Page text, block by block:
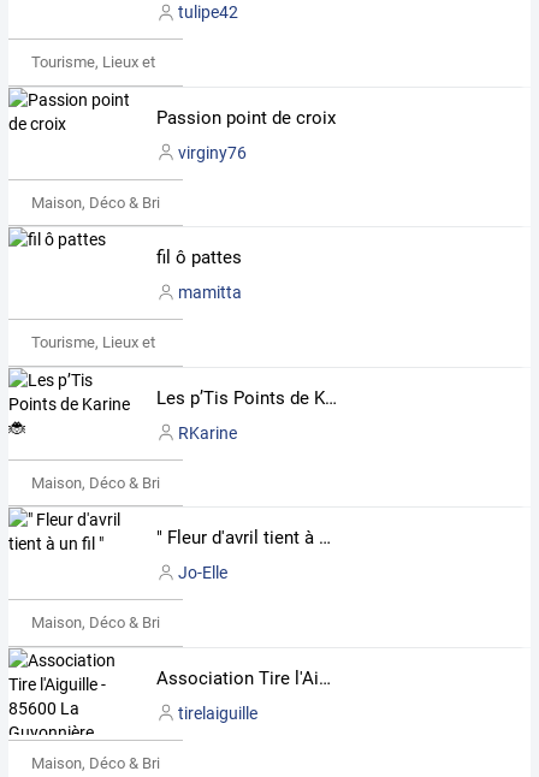
tulipe42
Tourisme, Lieux et Événements
Passion point de croix
virginy76
Maison, Déco & Bricolage
fil ô pattes
mamitta
Tourisme, Lieux et Événements
Les p’Tis Points de Karine 🐞
RKarine
Maison, Déco & Bricolage
" Fleur d'avril tient à un fil "
Jo-Elle
Maison, Déco & Bricolage
Association Tire l'Aiguille - 85600 La Guyonnière
tirelaiguille
Maison, Déco & Bricolage